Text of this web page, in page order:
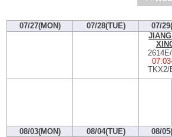
07/27(MON) 07/28(TUE)
07/
07:03
TKX2/
08/03(MON) 08/04(TUE)
08/